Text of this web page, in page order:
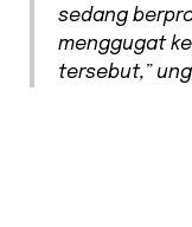
sedang
menggugat
tersebut,”